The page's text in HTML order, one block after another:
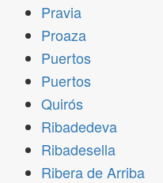
Pravia
Proaza
Puertos
Puertos
Quirós
Ribadedeva
Ribadesella
Ribera de Arriba